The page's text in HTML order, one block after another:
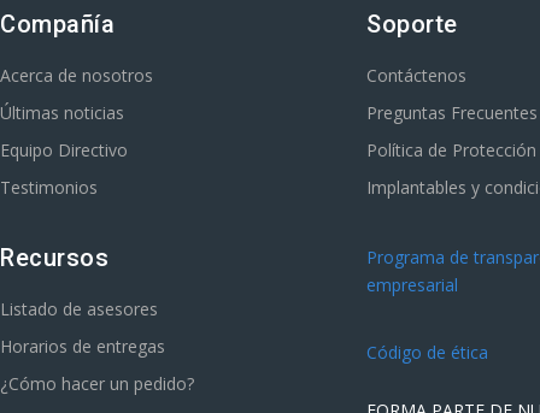
Compañía
Acerca de nosotros
Últimas noticias
Equipo Directivo
Testimonios
Recursos
Listado de asesores
Horarios de entregas
¿Cómo hacer un pedido?
Soporte
Contáctenos
Preguntas Frecuentes
Política de
Implantables y
Programa de
empresarial
Código de ética